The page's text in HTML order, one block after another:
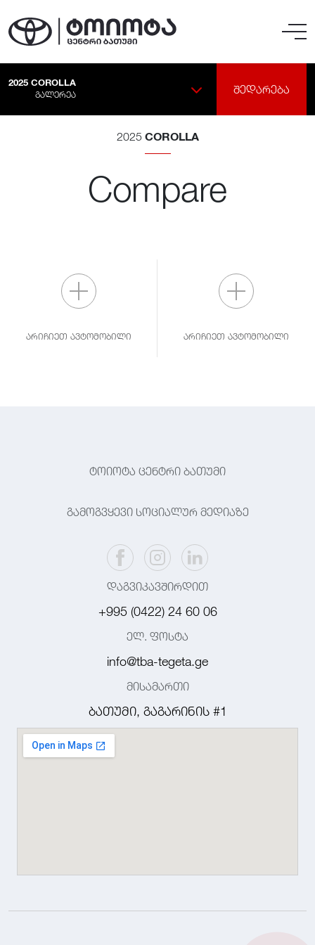
2025 COROLLA
ᲒᲐᲚᲔᲠᲔᲐ
ᲨᲔᲓᲐᲠᲔᲑᲐ
2025 COROLLA
Compare
არიჩიეთ ავტომობილი არიჩიეთ ავტომობილი
ტოიოტა ცენტრი ბათუმი
გამოგვყევი სოციალურ მედიაზე
დაგვიკავშირდით
+995 (0422) 24 60 06
ელ. ფოსტა
info@tba-tegeta.ge
მისამართი
ბათუმი, გაგარინის #1